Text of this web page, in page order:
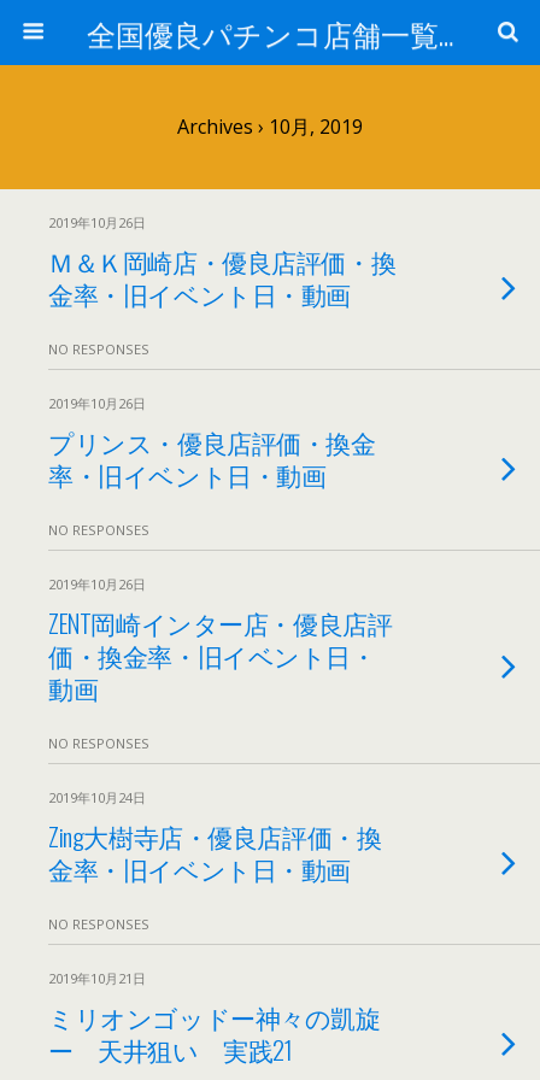
全国優良パチンコ店舗一覧：プロ厳選ガイド
Archives › 10月, 2019
2019年10月26日
Ｍ＆Ｋ岡崎店・優良店評価・換
金率・旧イベント日・動画
NO RESPONSES
2019年10月26日
プリンス・優良店評価・換金
率・旧イベント日・動画
NO RESPONSES
2019年10月26日
ZENT岡崎インター店・優良店評
価・換金率・旧イベント日・
動画
NO RESPONSES
2019年10月24日
Zing大樹寺店・優良店評価・換
金率・旧イベント日・動画
NO RESPONSES
2019年10月21日
ミリオンゴッドー神々の凱旋
ー 天井狙い 実践21